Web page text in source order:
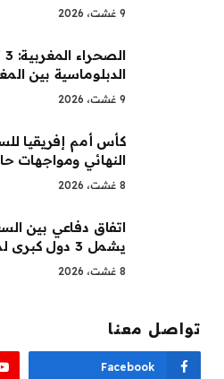
9 غشت، 2026
الدبلوماسية بين
9 غشت، 2026
كأس أمم إفريقيا
النهائي ومواجهات
8 غشت، 2026
اتفاق دفاعي بين
يشمل 3 دول كبرى لمواجهة الأزمات
8 غشت، 2026
تواصل معنا
Facebook